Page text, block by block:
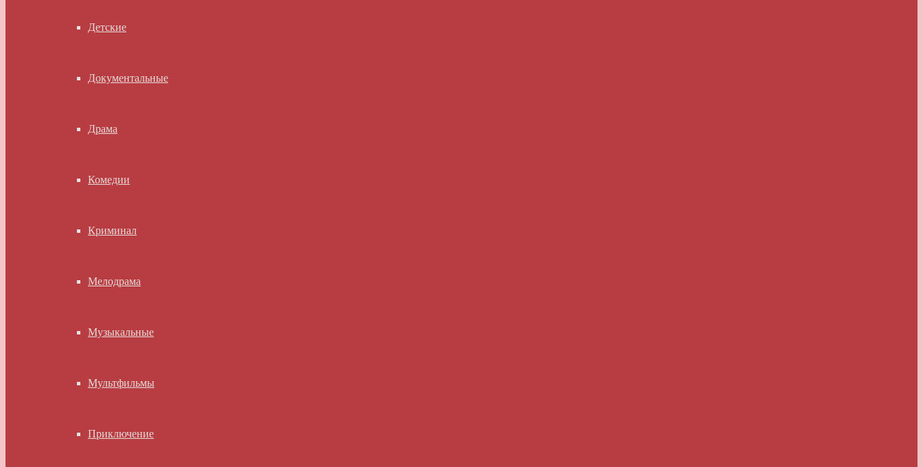
Детские
Документальные
Драма
Комедии
Криминал
Мелодрама
Музыкальные
Мультфильмы
Приключение